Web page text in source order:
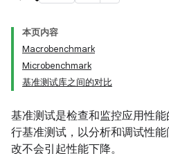
本页内容
Macrobenchmark
Microbenchmark
基准测试库之间的对比
基准测试是检查和监控应用性
行基准测试，以分析和调试性
改不会引起性能下降。